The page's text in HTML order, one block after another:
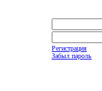
Регистрация
Забыл пароль